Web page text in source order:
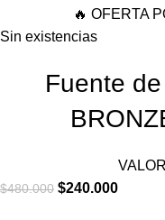
🔥 OFERTA
Sin existencias
Fuente
$480.000 $240.000